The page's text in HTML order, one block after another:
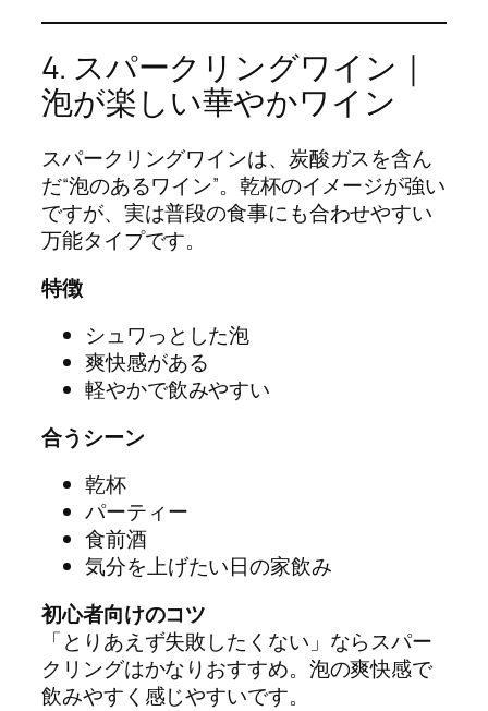
4. スパークリングワイン｜
泡が楽しい華やかワイン
スパークリングワインは、炭酸ガスを含ん
だ“泡のあるワイン”。乾杯のイメージが強い
ですが、実は普段の食事にも合わせやすい
万能タイプです。
特徴
シュワっとした泡
爽快感がある
軽やかで飲みやすい
合うシーン
乾杯
パーティー
食前酒
気分を上げたい日の家飲み
初心者向けのコツ
「とりあえず失敗したくない」ならスパー
クリングはかなりおすすめ。泡の爽快感で
飲みやすく感じやすいです。